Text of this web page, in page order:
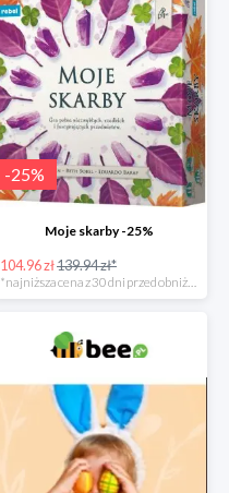
-25%
Moje skarby -25%
104.96 zł139.94 zł*
*najniższa cena z 30 dni przed obniżką